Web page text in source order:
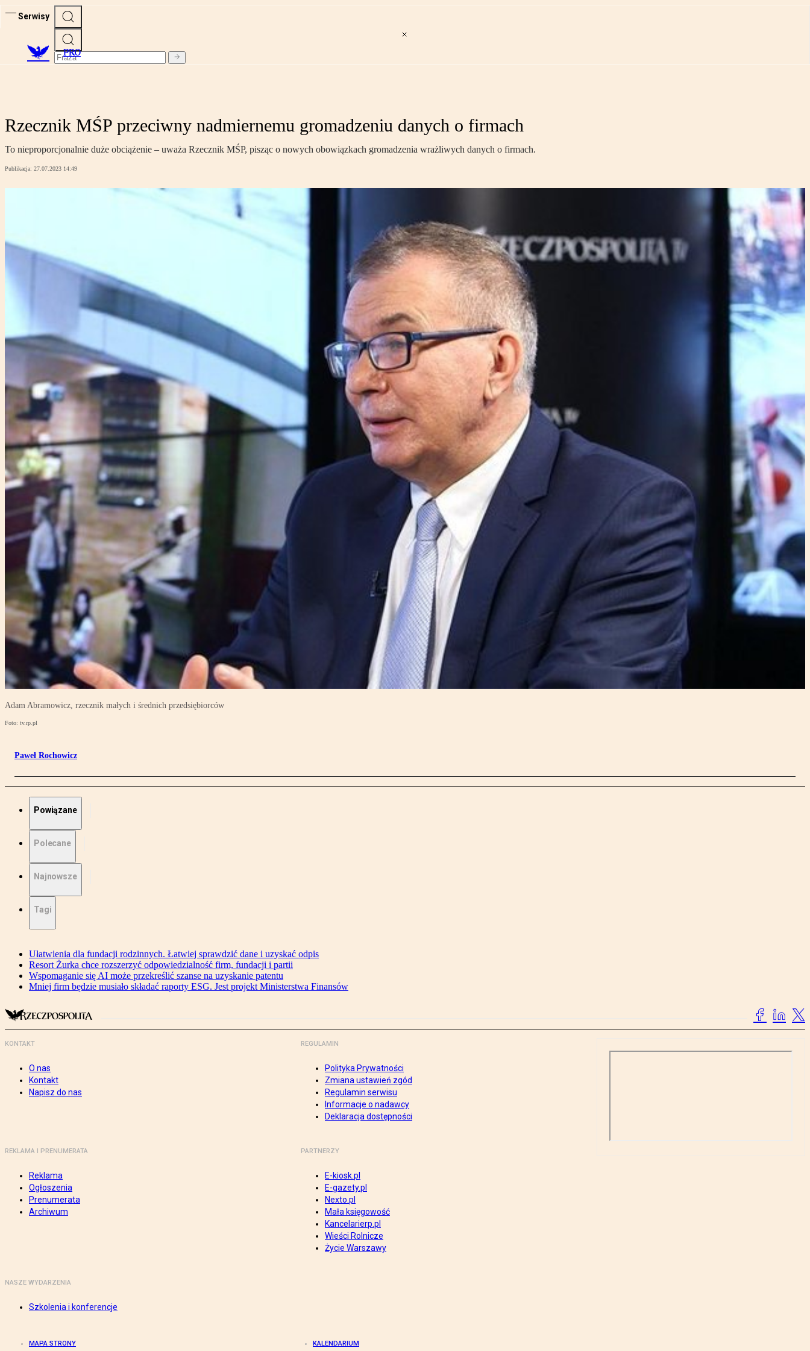
Serwisy
PRO
Rzecznik MŚP przeciwny nadmiernemu gromadzeniu danych o firmach
To nieproporcjonalnie duże obciążenie – uważa Rzecznik MŚP, pisząc o nowych obowiązkach gromadzenia wrażliwych danych o firmach.
Publikacja: 27.07.2023 14:49
Adam Abramowicz, rzecznik małych i średnich przedsiębiorców
Foto: tv.rp.pl
Paweł Rochowicz
Powiązane
Polecane
Najnowsze
Tagi
Ułatwienia dla fundacji rodzinnych. Łatwiej sprawdzić dane i uzyskać odpis
Resort Żurka chce rozszerzyć odpowiedzialność firm, fundacji i partii
Wspomaganie się AI może przekreślić szanse na uzyskanie patentu
Mniej firm będzie musiało składać raporty ESG. Jest projekt Ministerstwa Finansów
KONTAKT
O nas
Kontakt
Napisz do nas
REGULAMIN
Polityka Prywatności
Zmiana ustawień zgód
Regulamin serwisu
Informacje o nadawcy
Deklaracja dostępności
REKLAMA I PRENUMERATA
Reklama
Ogłoszenia
Prenumerata
Archiwum
PARTNERZY
E-kiosk.pl
E-gazety.pl
Nexto.pl
Mała księgowość
Kancelarierp.pl
Wieści Rolnicze
Życie Warszawy
NASZE WYDARZENIA
Szkolenia i konferencje
MAPA STRONY KALENDARIUM